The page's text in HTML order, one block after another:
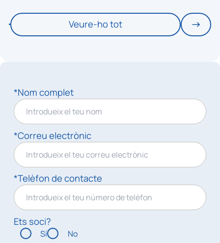
Veure-ho tot
*Nom complet
*Correu electrònic
*Telèfon de contacte
Ets soci?
Sí No